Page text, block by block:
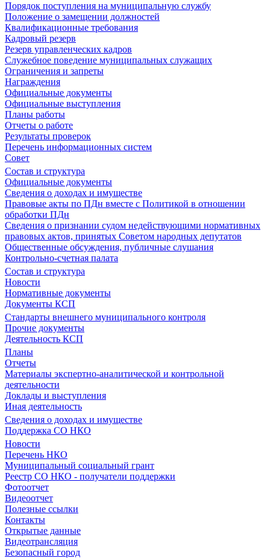
Порядок поступления на муниципальную службу
Положение о замещении должностей
Квалификационные требования
Кадровый резерв
Резерв управленческих кадров
Служебное поведение муниципальных служащих
Ограничения и запреты
Награждения
Официальные документы
Официальные выступления
Планы работы
Отчеты о работе
Результаты проверок
Перечень информационных систем
Совет
Состав и структура
Официальные документы
Сведения о доходах и имуществе
Правовые акты по ПДн вместе с Политикой в отношении
обработки ПДн
Сведения о признании судом недействующими нормативных
правовых актов, принятых Советом народных депутатов
Общественные обсуждения, публичные слушания
Контрольно-счетная палата
Состав и структура
Новости
Нормативные документы
Документы КСП
Стандарты внешнего муниципального контроля
Прочие документы
Деятельность КСП
Планы
Отчеты
Материалы экспертно-аналитической и контрольной
деятельности
Доклады и выступления
Иная деятельность
Сведения о доходах и имуществе
Поддержка СО НКО
Новости
Перечень НКО
Муниципальный социальный грант
Реестр СО НКО - получатели поддержки
Фотоотчет
Видеоотчет
Полезные ссылки
Контакты
Открытые данные
Видеотрансляция
Безопасный город